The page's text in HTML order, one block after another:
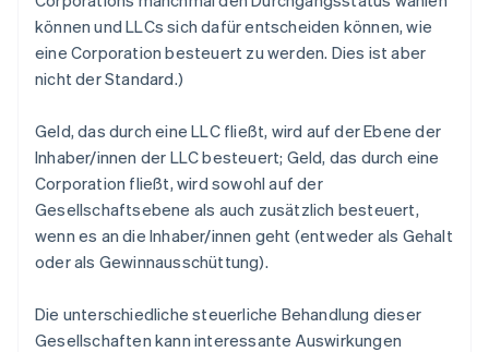
können und LLCs sich dafür entscheiden können, wie
eine Corporation besteuert zu werden. Dies ist aber
nicht der Standard.)
Geld, das durch eine LLC fließt, wird auf der Ebene der
Inhaber/innen der LLC besteuert; Geld, das durch eine
Corporation fließt, wird sowohl auf der
Gesellschaftsebene als auch zusätzlich besteuert,
wenn es an die Inhaber/innen geht (entweder als Gehalt
oder als Gewinnausschüttung).
Die unterschiedliche steuerliche Behandlung dieser
Gesellschaften kann interessante Auswirkungen